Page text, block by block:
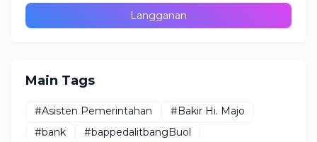
Main Tags
#Asisten Pemerintahan
#Bakir Hi. Majo
#bank
#bappedalitbangBuol